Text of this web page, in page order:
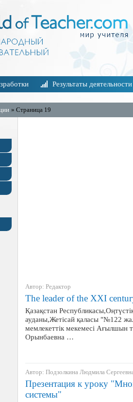
Результаты деятельности
» Страница 19
Автор: Редактор
The leader of the XXI
Қазақстан
ауданы,Жетісай қаласы "№122
мемлекеттік мекемесі Ағылшын
Орынбаевна …
Автор: Подзолкина Людмила
Презентация к уроку
системы"